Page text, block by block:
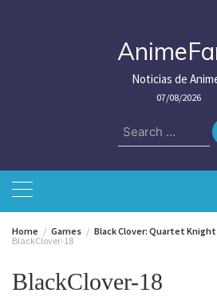
Noticias de
07/08/2026
Search
for:
Home Games
Black Clover: Quartet
BlackClover-18
BlackClover-18